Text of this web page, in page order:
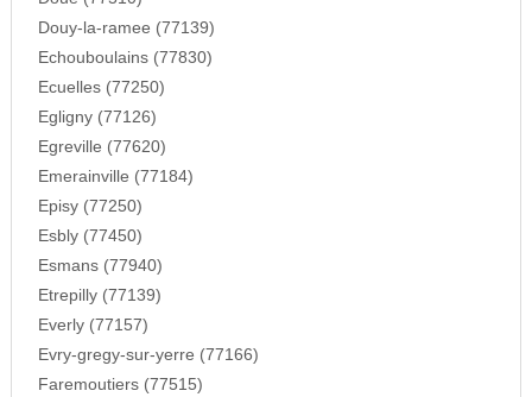
Douy-la-ramee (77139)
Echouboulains (77830)
Ecuelles (77250)
Egligny (77126)
Egreville (77620)
Emerainville (77184)
Episy (77250)
Esbly (77450)
Esmans (77940)
Etrepilly (77139)
Everly (77157)
Evry-gregy-sur-yerre (77166)
Faremoutiers (77515)